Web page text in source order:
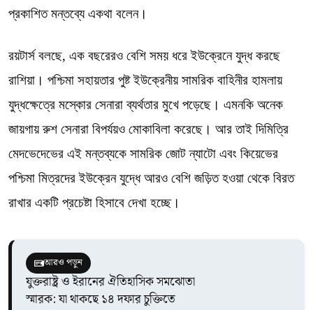
প্রকাশিত মন্তব্যে একথা বলেন।
রয়টার্স বলছে, এক বছরেরও বেশি সময় ধরে ইউক্রেনে যুদ্ধ করছে
রাশিয়া। পশ্চিমা সহায়তার পুষ্ট ইউক্রেনীয় সামরিক বাহিনীর হামলায়
যুদ্ধক্ষেত্রে মস্কোর সেনারা ব্যর্থতার মুখে পড়েছে। এমনকি অনেক
জায়গায় রুশ সেনারা বিপর্যয়ও মোকাবিলা করেছে। আর তাই দিমিত্রি
মেদভেদেভের এই মন্তব্যকে সামরিক জোট ন্যাটো এবং কিয়েভের
পশ্চিমা মিত্রদের ইউক্রেন যুদ্ধে আরও বেশি জড়িত হওয়া থেকে বিরত
রাখার একটি প্রচেষ্টা হিসাবে দেখা হচ্ছে।
আরও পড়ুন
যুক্তরাষ্ট্র ও ইরানের ঐতিহাসিক সমঝোতা
স্মারক: যা থাকছে ১৪ দফার চুক্তিতে